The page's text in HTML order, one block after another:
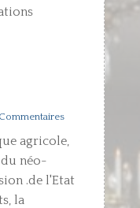
agricole,
néo-
.de l'Etat
la